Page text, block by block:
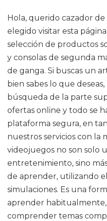
Hola, querido cazador de
elegido visitar esta
selección de productos
y consolas de segunda
de ganga. Si buscas un
bien sabes lo que
búsqueda de la parte
ofertas online y todo se
plataforma segura, en
nuestros servicios con la
videojuegos no son solo
entretenimiento, sino
de aprender, utilizando
simulaciones. Es una
aprender habitualmente,
comprender temas